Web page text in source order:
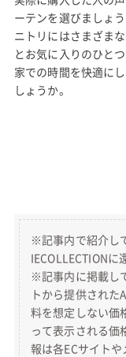
ーテンを選びましょう
ニトリにはさまざま
とお気に入りのひと
家での時間を快適に
しょうか。
※記事内で紹介し
IECOLLECTIONに
※記事内に掲載し
トから提供され
料を想定しない価
って表示される価
報は各ECサイトや